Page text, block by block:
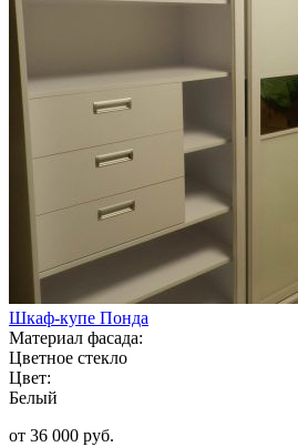
Шкаф-купе Понда
Материал фасада:
Цветное стекло
Цвет:
Белый
от 36 000 руб.